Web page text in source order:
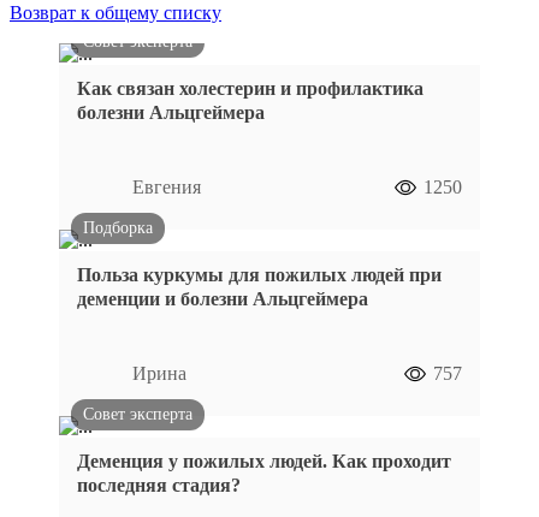
Возврат к общему списку
Совет эксперта
Как связан холестерин и профилактика
болезни Альцгеймера
Евгения 1250
Подборка
Польза куркумы для пожилых людей при
деменции и болезни Альцгеймера
Ирина 757
Совет эксперта
Деменция у пожилых людей. Как проходит
последняя стадия?